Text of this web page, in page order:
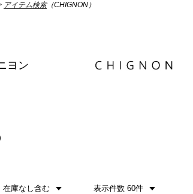
アイテム検索（CHIGNON）
ヨン
在庫なし含む 表示件数 60件